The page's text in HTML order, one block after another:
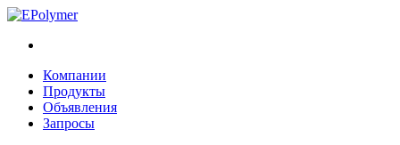
Компании
Продукты
Объявления
Запросы